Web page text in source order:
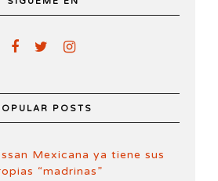
POSTS
Mexicana ya tiene sus
“madrinas”